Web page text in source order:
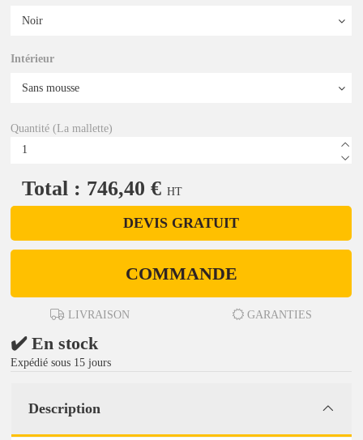
Intérieur
Quantité (La mallette)
Total : 746,40 € HT
DEVIS GRATUIT
COMMANDE
LIVRAISON GARANTIES
✔️ En stock
Expédié sous 15 jours
Description